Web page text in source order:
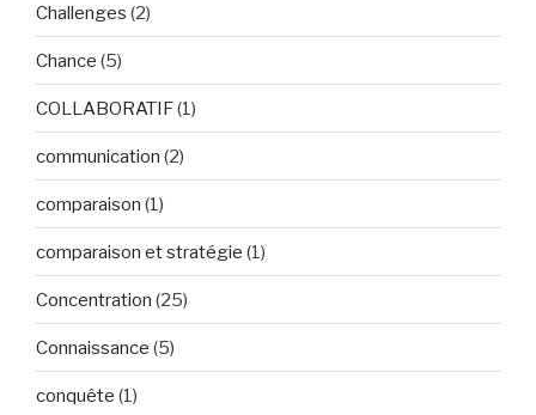
Challenges (2)
Chance (5)
COLLABORATIF(1)
communication (2)
comparaison (1)
comparaison et stratégie (1)
Concentration (25)
Connaissance (5)
conquête (1)